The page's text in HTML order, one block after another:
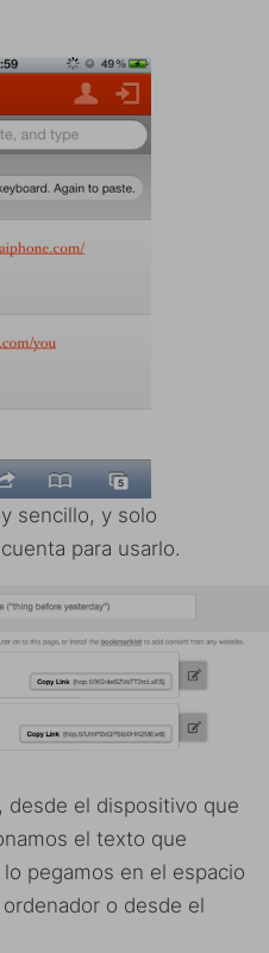
sencillo, y solo
para usarlo.
desde el dispositivo que
el texto que
pegamos en el espacio
o desde el